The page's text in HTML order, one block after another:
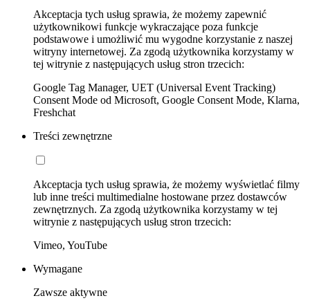
Akceptacja tych usług sprawia, że możemy zapewnić
użytkownikowi funkcje wykraczające poza funkcje
podstawowe i umożliwić mu wygodne korzystanie z naszej
witryny internetowej. Za zgodą użytkownika korzystamy w
tej witrynie z następujących usług stron trzecich:
Google Tag Manager, UET (Universal Event Tracking)
Consent Mode od Microsoft, Google Consent Mode, Klarna,
Freshchat
Treści zewnętrzne
Akceptacja tych usług sprawia, że możemy wyświetlać filmy
lub inne treści multimedialne hostowane przez dostawców
zewnętrznych. Za zgodą użytkownika korzystamy w tej
witrynie z następujących usług stron trzecich:
Vimeo, YouTube
Wymagane
Zawsze aktywne